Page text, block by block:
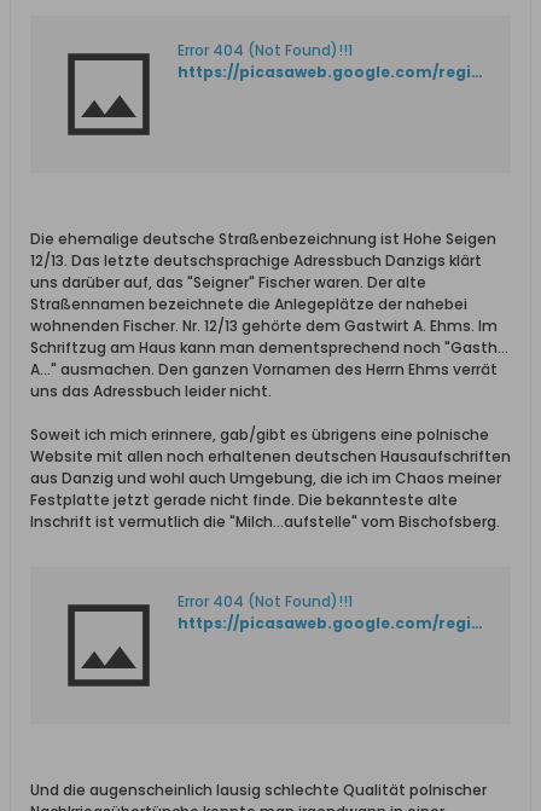
Error 404 (Not Found)!!1
https://picasaweb.google.com/regideur/MiscGdansk?authkey=Gv1sRgCNvchrL1uoeSdw#6017833020843545746
Die ehemalige deutsche Straßenbezeichnung ist Hohe Seigen
12/13. Das letzte deutschsprachige Adressbuch Danzigs klärt
uns darüber auf, das "Seigner" Fischer waren. Der alte
Straßennamen bezeichnete die Anlegeplätze der nahebei
wohnenden Fischer. Nr. 12/13 gehörte dem Gastwirt A. Ehms. Im
Schriftzug am Haus kann man dementsprechend noch "Gasth...
A..." ausmachen. Den ganzen Vornamen des Herrn Ehms verrät
uns das Adressbuch leider nicht.
Soweit ich mich erinnere, gab/gibt es übrigens eine polnische
Website mit allen noch erhaltenen deutschen Hausaufschriften
aus Danzig und wohl auch Umgebung, die ich im Chaos meiner
Festplatte jetzt gerade nicht finde. Die bekannteste alte
Inschrift ist vermutlich die "Milch...aufstelle" vom Bischofsberg.
Error 404 (Not Found)!!1
https://picasaweb.google.com/regideur/MiscGdansk?authkey=Gv1sRgCNvchrL1uoeSdw#6017832888994444114
Und die augenscheinlich lausig schlechte Qualität polnischer